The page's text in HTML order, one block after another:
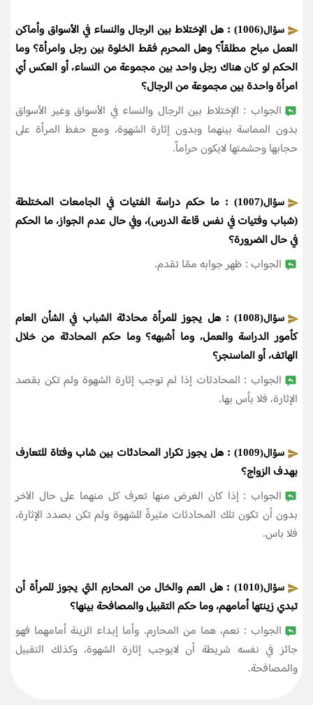
سؤال(1006)
: هل الإختلاط بين الرجال والنساء في الأسواق وأماكن
العمل مباح مطلقاً؟ وهل المحرم فقط الخلوة بين رجل وامرأة؟ وما
الحكم لو كان هناك رجل واحد بين مجموعة من النساء، أو العكس أي
امرأة واحدة بين مجموعة من الرجال؟
الجواب : الإختلاط بين الرجال والنساء في الأسواق وغير الأسواق
بدون المماسة بينهما وبدون إثارة الشهوة، ومع حفظ المرأة على
حجابها وحشمتها لايكون حراماً.
سؤال(1007)
: ما حكم دراسة الفتيات في الجامعات المختلطة
(شباب وفتيات في نفس قاعة الدرس)، وفي حال عدم الجواز، ما الحكم
في حال الضرورة؟
الجواب : ظهر جوابه ممّا تقدم.
سؤال(1008)
: هل يجوز للمرأة محادثة الشباب في الشأن العام
كأمور الدراسة والعمل، وما أشبهه؟ وما حكم المحادثة من خلال
الهاتف، أو الماسنجر؟
الجواب : المحادثات إذا لم توجب إثارة الشهوة ولم تكن بقصد
الإثارة، فلا بأس بها.
سؤال(1009)
: هل يجوز تكرار المحادثات بين شاب وفتاة للتعارف
بهدف الزواج؟
الجواب : إذا كان الغرض منها تعرف كل منهما على حال الآخر
بدون أن تكون تلك المحادثات مثيرةً للشهوة ولم تكن بصدد الإثارة،
فلا باس.
سؤال(1010)
: هل العم والخال من المحارم التي يجوز للمرأة أن
تبدي زينتها أمامهم، وما حكم التقبيل والمصافحة بينها؟
الجواب : نعم، هما من المحارم. وأما إبداء الزينة أمامهما فهو
جائز في نفسه شريطة أن لايوجب إثارة الشهوة، وكذلك التقبيل
والمصافحة.